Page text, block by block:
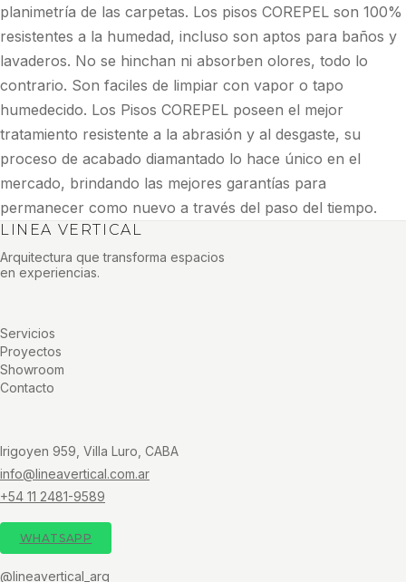
planimetría de las carpetas. Los pisos COREPEL son 100%
resistentes a la humedad, incluso son aptos para baños y
lavaderos. No se hinchan ni absorben olores, todo lo
contrario. Son faciles de limpiar con vapor o tapo
humedecido. Los Pisos COREPEL poseen el mejor
tratamiento resistente a la abrasión y al desgaste, su
proceso de acabado diamantado lo hace único en el
mercado, brindando las mejores garantías para
permanecer como nuevo a través del paso del tiempo.
LINEA VERTICAL
Arquitectura que transforma espacios
en experiencias.
Servicios
Proyectos
Showroom
Contacto
Irigoyen 959, Villa Luro, CABA
info@lineavertical.com.ar
+54 11 2481-9589
WHATSAPP
@lineavertical_arq